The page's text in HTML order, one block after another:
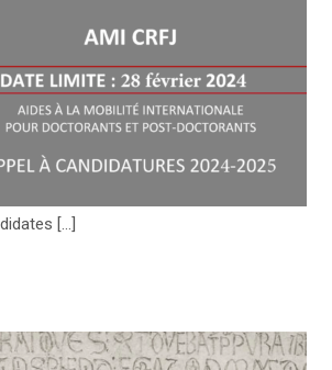
[...]